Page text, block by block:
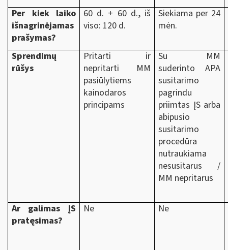
Per kiek laiko
išnagrinėjamas
prašymas?
60 d. + 60 d., iš
viso: 120 d.
Siekiama per 24
mėn.
Sprendimų
rūšys
Pritarti ir
nepritarti MM
pasiūlytiems
kainodaros
principams
Su MM
suderinto APA
susitarimo
pagrindu
priimtas ĮS arba
abipusio
susitarimo
procedūra
nutraukiama
nesusitarus /
MM nepritarus
Ar galimas ĮS
pratęsimas?
Ne Ne